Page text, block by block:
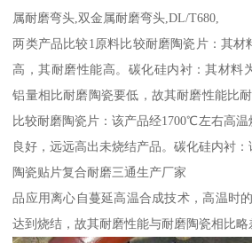
属耐磨弯头,双金属耐磨弯头,DL/T680,
两类产品比较1原料比较耐磨陶瓷片：其材
高，其耐磨性能高。碳化硅内衬：其材料
铝量相比耐磨陶瓷要低，故其耐磨性能比
比较耐磨陶瓷片：该产品经1700℃左右高
良好，远远高出未烧结产品。碳化硅内衬：
陶瓷贴片复合耐磨三通生产厂家
品应用离心自蔓延高温合成技术，高温时
达到烧结，故其耐磨性能与耐磨陶瓷相比略